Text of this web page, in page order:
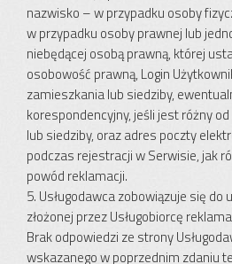
nazwisko – w przypadku osoby
w przypadku osoby prawnej lub
niebędącej osobą prawną, której
osobowość prawną, Login
zamieszkania lub siedziby,
korespondencyjny, jeśli jest różny
lub siedziby, oraz adres poczty
podczas rejestracji w Serwisie, jak
powód reklamacji.
5. Usługodawca zobowiązuje się
złożonej przez Usługobiorcę
Brak odpowiedzi ze strony
wskazanego w poprzednim zdaniu